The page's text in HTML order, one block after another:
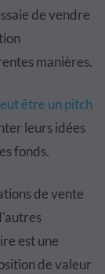
de vendre
manières.
être un pitch
leurs idées
fonds.
de vente
est une
de valeur